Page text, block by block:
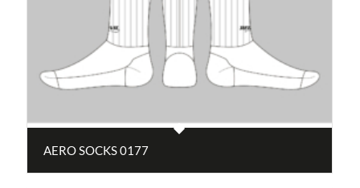
AERO SOCKS 0177